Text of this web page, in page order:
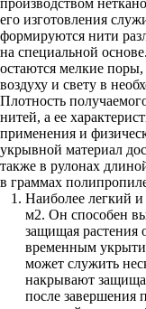
производством
его изготовления
формируются нити
на специальной
остаются мелкие
воздуху и свету в
Плотность
нитей, а ее
применения и
укрывной материал
также в рулонах
в граммах
Наиболее легкий и
м2. Он способен
защищая растения
временным
может служить
накрывают
после завершения